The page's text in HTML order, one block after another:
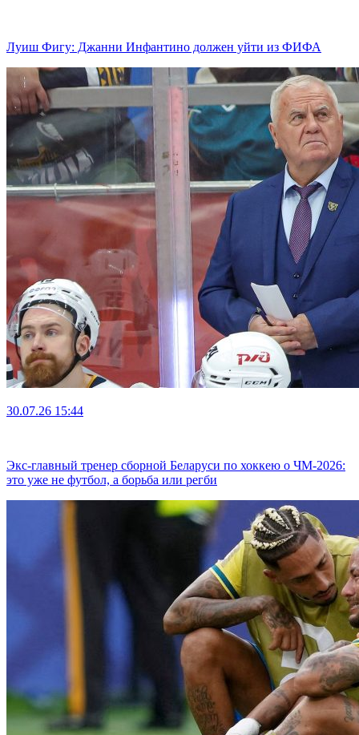
Луиш Фигу: Джанни Инфантино должен уйти из ФИФА
30.07.26 15:44
Экс-главный тренер сборной Беларуси по хоккею о ЧМ-2026:
это уже не футбол, а борьба или регби